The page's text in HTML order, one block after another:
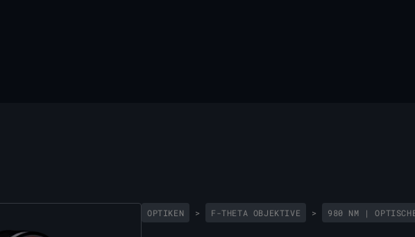
OPTIKEN > F-THETA OBJEKTIVE > 980 NM |